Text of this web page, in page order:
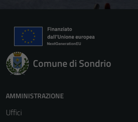
Comune di Sondrio
AMMINISTRAZIONE
Uffici